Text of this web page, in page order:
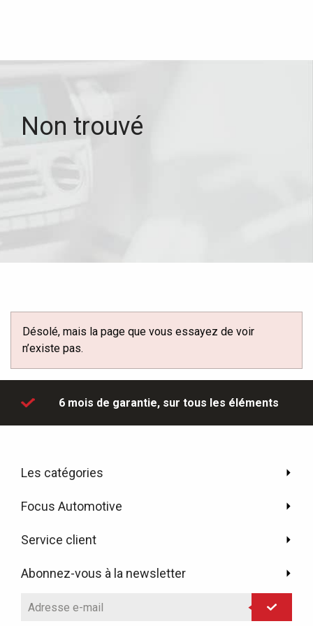
Non trouvé
Désolé, mais la page que vous essayez de voir
n’existe pas.
6 mois de garantie, sur tous les éléments
Les catégories
Focus Automotive
Service client
Abonnez-vous à la newsletter